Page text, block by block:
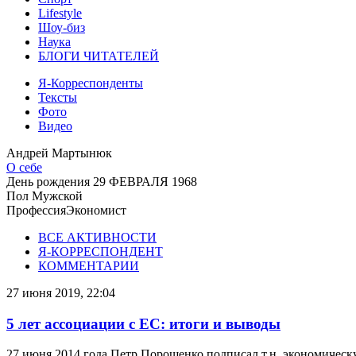
Lifestyle
Шоу-биз
Наука
БЛОГИ ЧИТАТЕЛЕЙ
Я-Корреспонденты
Тексты
Фото
Видео
Андрей Мартынюк
О себе
День рождения 29 ФЕВРАЛЯ 1968
Пол Мужской
ПрофессияЭкономист
ВСЕ АКТИВНОСТИ
Я-КОРРЕСПОНДЕНТ
КОММЕНТАРИИ
27 июня 2019, 22:04
5 лет ассоциации с ЕС: итоги и выводы